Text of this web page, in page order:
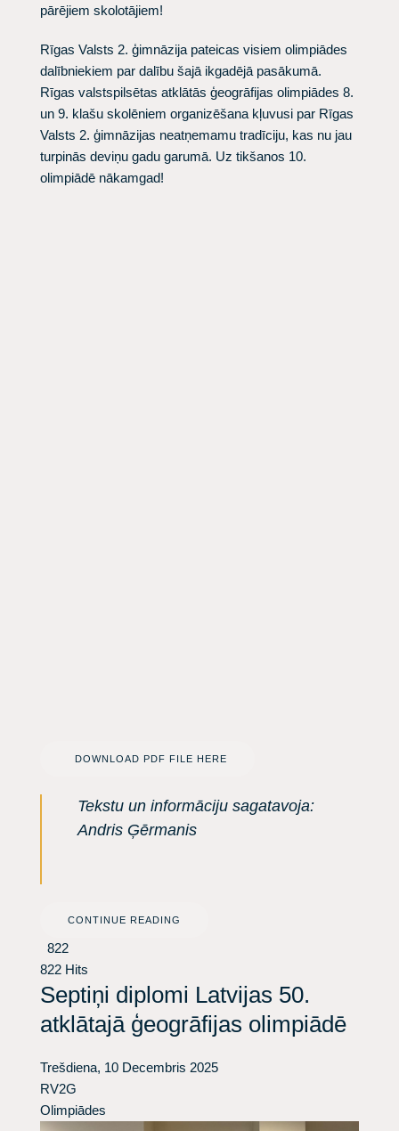
pārējiem skolotājiem!
Rīgas Valsts 2. ģimnāzija pateicas visiem olimpiādes
dalībniekiem par dalību šajā ikgadējā pasākumā.
Rīgas valstspilsētas atklātās ģeogrāfijas olimpiādes 8.
un 9. klašu skolēniem organizēšana kļuvusi par Rīgas
Valsts 2. ģimnāzijas neatņemamu tradīciju, kas nu jau
turpinās deviņu gadu garumā. Uz tikšanos 10.
olimpiādē nākamgad!
DOWNLOAD PDF FILE HERE
Tekstu un informāciju sagatavoja:
Andris Ģērmanis
CONTINUE READING
822
822 Hits
Septiņi diplomi Latvijas 50.
atklātajā ģeogrāfijas olimpiādē
Trešdiena, 10 Decembris 2025
RV2G
Olimpiādes